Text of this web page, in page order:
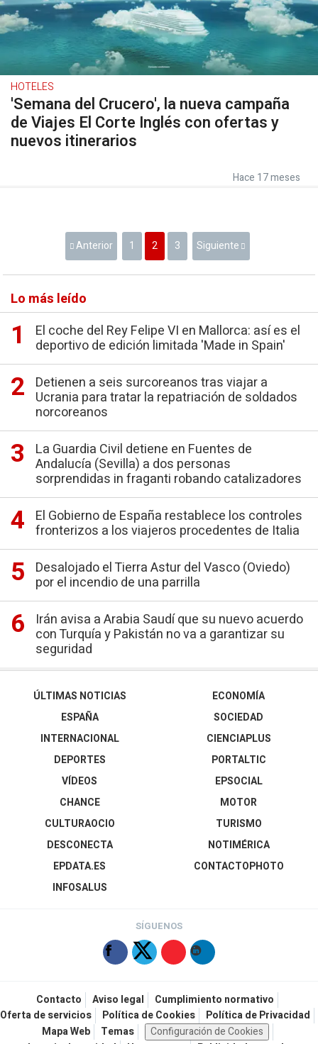
HOTELES
'Semana del Crucero', la nueva campaña
de Viajes El Corte Inglés con ofertas y
nuevos itinerarios
Hace 17 meses
Anterior 1 2 3 Siguiente
Lo más leído
El coche del Rey Felipe VI en Mallorca: así es el
deportivo de edición limitada 'Made in Spain'
Detienen a seis surcoreanos tras viajar a
Ucrania para tratar la repatriación de soldados
norcoreanos
La Guardia Civil detiene en Fuentes de
Andalucía (Sevilla) a dos personas
sorprendidas in fraganti robando catalizadores
El Gobierno de España restablece los controles
fronterizos a los viajeros procedentes de Italia
Desalojado el Tierra Astur del Vasco (Oviedo)
por el incendio de una parrilla
Irán avisa a Arabia Saudí que su nuevo acuerdo
con Turquía y Pakistán no va a garantizar su
seguridad
ÚLTIMAS NOTICIAS
ESPAÑA
INTERNACIONAL
DEPORTES
VÍDEOS
ECONOMÍA
SOCIEDAD
CIENCIAPLUS
PORTALTIC
EPSOCIAL
CHANCE
CULTURAOCIO
DESCONECTA
EPDATA.ES
INFOSALUS
MOTOR
TURISMO
NOTIMÉRICA
CONTACTOPHOTO
SÍGUENOS
Contacto Aviso legal
Cumplimiento normativo
Oferta de servicios
Política de Cookies
Política de Privacidad
Mapa Web
Temas
Configuración de Cookies